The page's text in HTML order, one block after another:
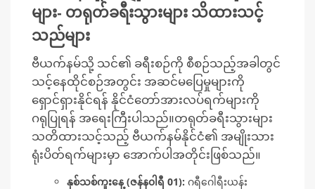
များ- တရုတ်ခရီးသွားများ သိထားသင့်
သည်များ
ဗီယက်နမ်သို့ သင်၏ ခရီးစဉ်ကို စီစဉ်သည့်အခါတွင်
သင့်နေထိုင်စဉ်အတွင်း အဆင်မပြေမှုများကို
ရှောင်ရှားနိုင်ရန် နိုင်ငံတော်အားလပ်ရက်များကို
ဂရုပြုရန် အရေးကြီးပါသည်။တရုတ်ခရီးသွားများ
သတိထားသင့်သည့် ဗီယက်နမ်နိုင်ငံ၏ အမျိုးသား
ရုံးပိတ်ရက်များမှာ အောက်ပါအတိုင်းဖြစ်သည်။
နှစ်သစ်ကူးနေ့ (ဇန်န၀ါရီ 01): ဂရီဂေါရီးယန်း